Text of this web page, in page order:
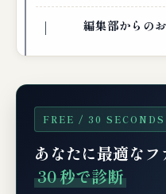
編集部からの
FREE / 30 SECONDS
あなたに最適な
30 秒で診断